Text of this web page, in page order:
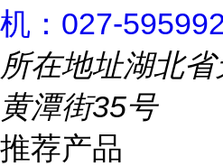
机：027-
所在地址湖北
黄潭街35号
推荐产品